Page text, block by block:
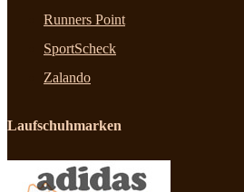
Runners Point
SportScheck
Zalando
Laufschuhmarken